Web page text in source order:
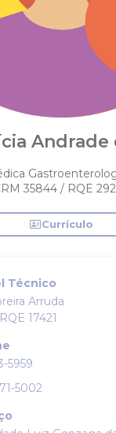
Andrade
35844 / RQE
Currículo
Técnico
Arruda
17421
5959
5002